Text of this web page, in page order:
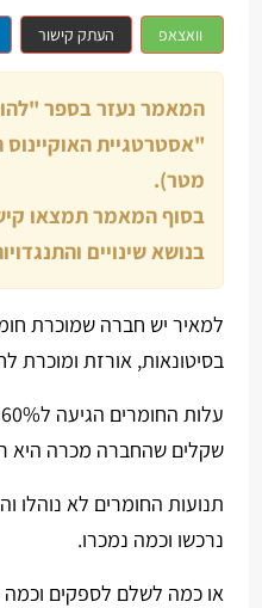
וואצאפ העתק קישור
המאמר נעזר בספר
"אסטרטגיית
מטר).
בסוף המאמר תמצאו
בנושא שינויים
למאיר יש חברה שמוכרת
בסיטונאות, אורזת ומוכרת
שקלים שהחברה מכרה היא רכשה
תנועות החומרים לא נוהלו
נרכשו וכמה נמכרו.
או כמה לשלם לספקים וכמה